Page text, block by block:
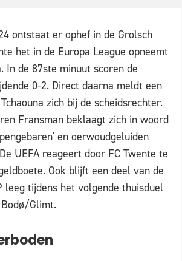
ontstaat er ophef in de Grolsch
het in de Europa League opneemt
In de 87ste minuut scoren de
0-2. Direct daarna meldt een
zich bij de scheidsrechter.
Fransman beklaagt zich in woord
en oerwoudgeluiden
UEFA reageert door FC Twente te
Ook blijft een deel van de
leeg tijdens het volgende thuisduel
Glimt.